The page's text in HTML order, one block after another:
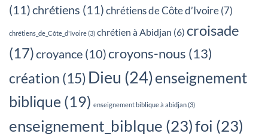
(11)chrétiens (11)chrétiens de Côte d’Ivoire(7)
chrétiens_de_Côte_d'Ivoire(3) chrétien à Abidjan (6) croisade
(17)croyance (10)croyons-nous (13)
création (15) Dieu (24) enseignement
biblique (19) enseignement biblique à abidjan(3)
enseignement_biblque (23)foi (23)